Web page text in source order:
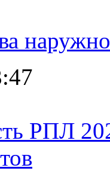
РПЛ